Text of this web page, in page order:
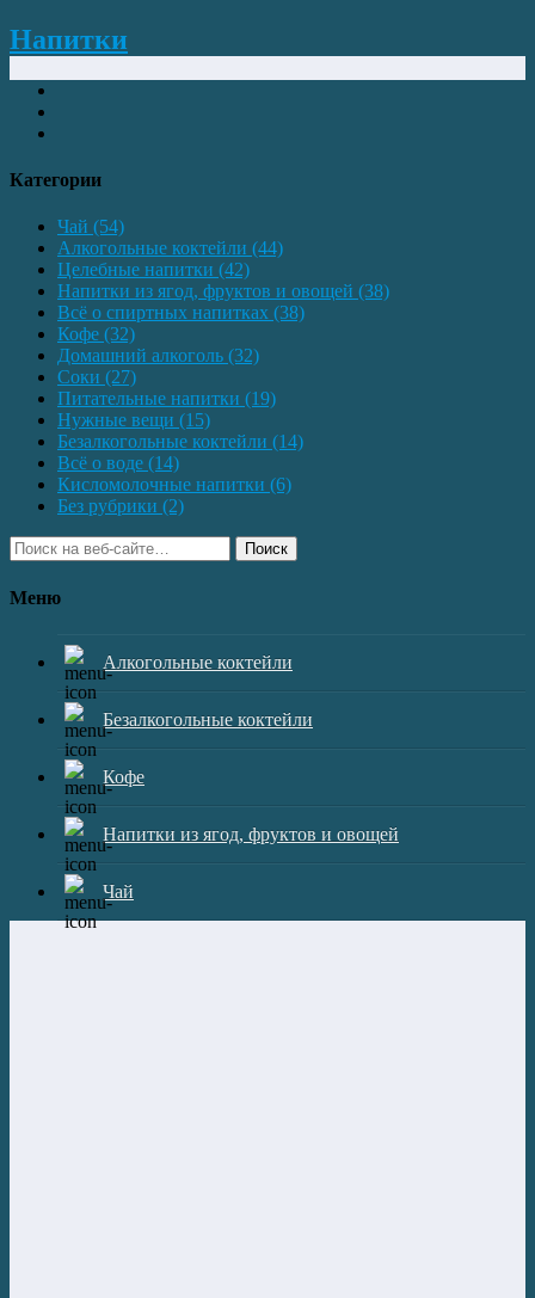
Напитки
Категории
Чай (54)
Алкогольные коктейли (44)
Целебные напитки (42)
Напитки из ягод, фруктов и овощей (38)
Всё о спиртных напитках (38)
Кофе (32)
Домашний алкоголь (32)
Соки (27)
Питательные напитки (19)
Нужные вещи (15)
Безалкогольные коктейли (14)
Всё о воде (14)
Кисломолочные напитки (6)
Без рубрики (2)
Поиск
Меню
Алкогольные коктейли
Безалкогольные коктейли
Кофе
Напитки из ягод, фруктов и овощей
Чай